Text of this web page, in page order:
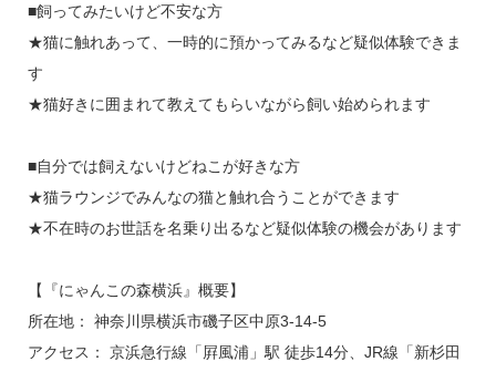
■飼ってみたいけど不安な方
★猫に触れあって、一時的に預かってみるなど疑似体験できま
す
★猫好きに囲まれて教えてもらいながら飼い始められます
■自分では飼えないけどねこが好きな方
★猫ラウンジでみんなの猫と触れ合うことができます
★不在時のお世話を名乗り出るなど疑似体験の機会があります
【『にゃんこの森横浜』概要】
所在地： 神奈川県横浜市磯子区中原3-14-5
アクセス： 京浜急行線「屛風浦」駅 徒歩14分、JR線「新杉田